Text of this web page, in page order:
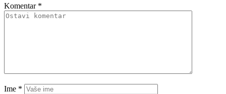
Komentar *
Ime *